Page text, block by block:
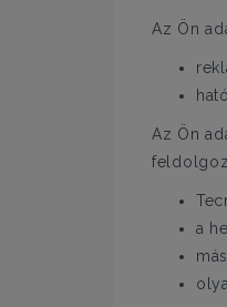
Az Ön
Az Ön
a